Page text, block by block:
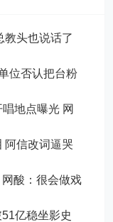
教头也说话了
位否认把台粉
地点曝光 网
阿信改词逼哭
酸：很会做戏
亿稳坐影史